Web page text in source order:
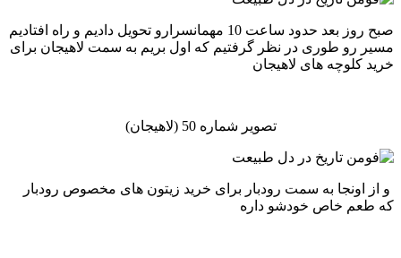
صبح روز بعد حدود ساعت 10 مهمانسرارو تحویل دادیم و راه افتادیم
مسیر رو طوری در نظر گرفتیم که اول بریم به سمت لاهیجان برای
خرید کلوچه های لاهیجان
تصویر شماره 50 (لاهیجان)
و از اونجا به سمت رودبار برای خرید زیتون های مخصوص رودبار
که طعم خاص خودشو داره